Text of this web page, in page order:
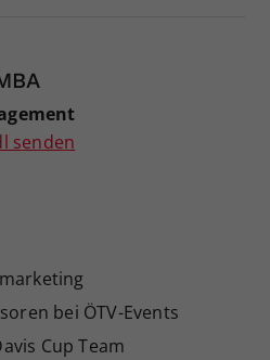
senden
bei ÖTV-Events
Cup Team